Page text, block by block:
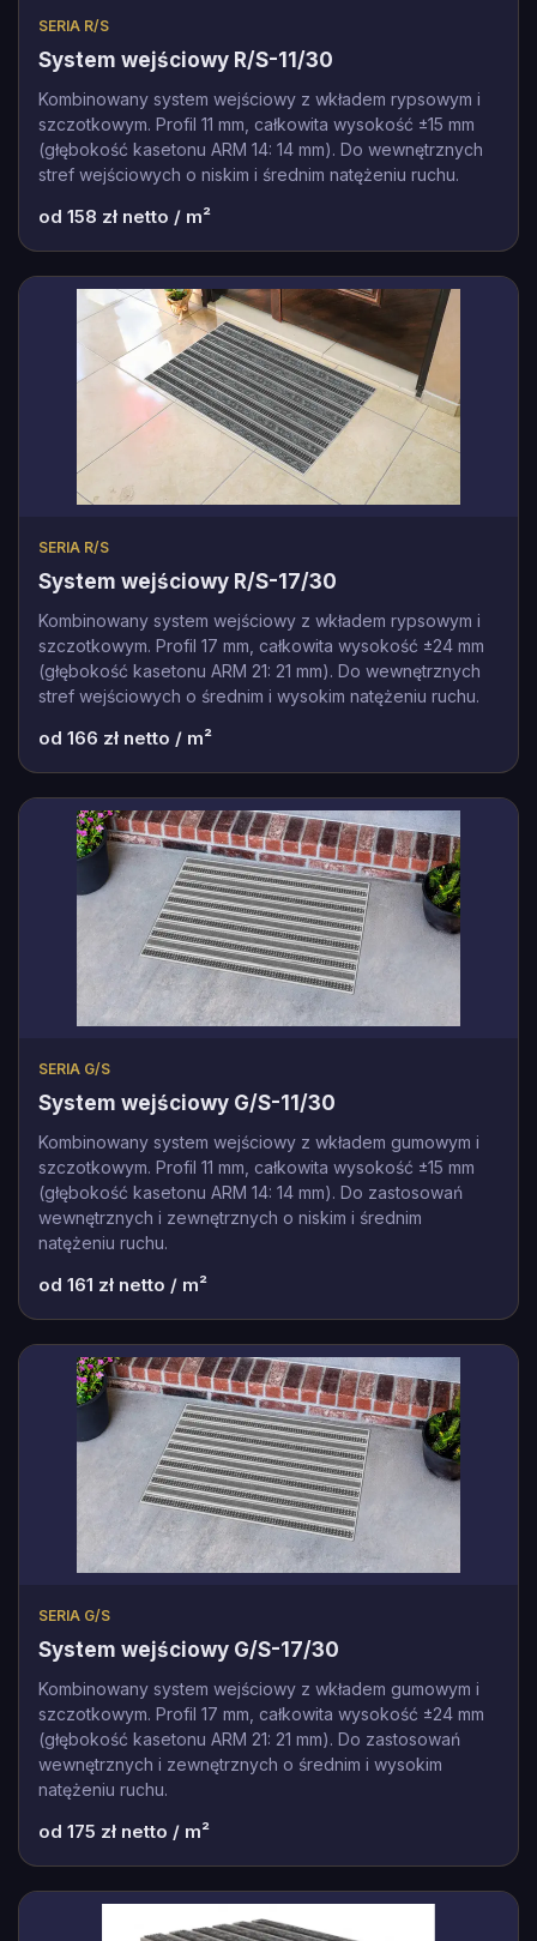
SERIA R/S
System wejściowy R/S-11/30
Kombinowany system wejściowy z wkładem rypsowym i
szczotkowym. Profil 11 mm, całkowita wysokość ±15 mm
(głębokość kasetonu ARM 14: 14 mm). Do wewnętrznych
stref wejściowych o niskim i średnim natężeniu ruchu.
od 158 zł netto / m²
SERIA R/S
System wejściowy R/S-17/30
Kombinowany system wejściowy z wkładem rypsowym i
szczotkowym. Profil 17 mm, całkowita wysokość ±24 mm
(głębokość kasetonu ARM 21: 21 mm). Do wewnętrznych
stref wejściowych o średnim i wysokim natężeniu ruchu.
od 166 zł netto / m²
SERIA G/S
System wejściowy G/S-11/30
Kombinowany system wejściowy z wkładem gumowym i
szczotkowym. Profil 11 mm, całkowita wysokość ±15 mm
(głębokość kasetonu ARM 14: 14 mm). Do zastosowań
wewnętrznych i zewnętrznych o niskim i średnim
natężeniu ruchu.
od 161 zł netto / m²
SERIA G/S
System wejściowy G/S-17/30
Kombinowany system wejściowy z wkładem gumowym i
szczotkowym. Profil 17 mm, całkowita wysokość ±24 mm
(głębokość kasetonu ARM 21: 21 mm). Do zastosowań
wewnętrznych i zewnętrznych o średnim i wysokim
natężeniu ruchu.
od 175 zł netto / m²